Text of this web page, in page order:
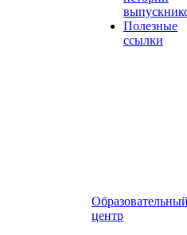
Полезные
ссылки
центр